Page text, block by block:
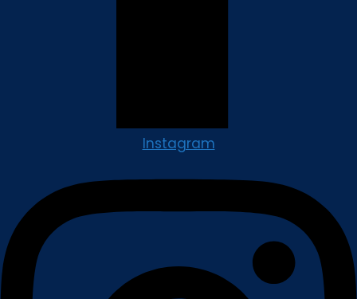
Instagram